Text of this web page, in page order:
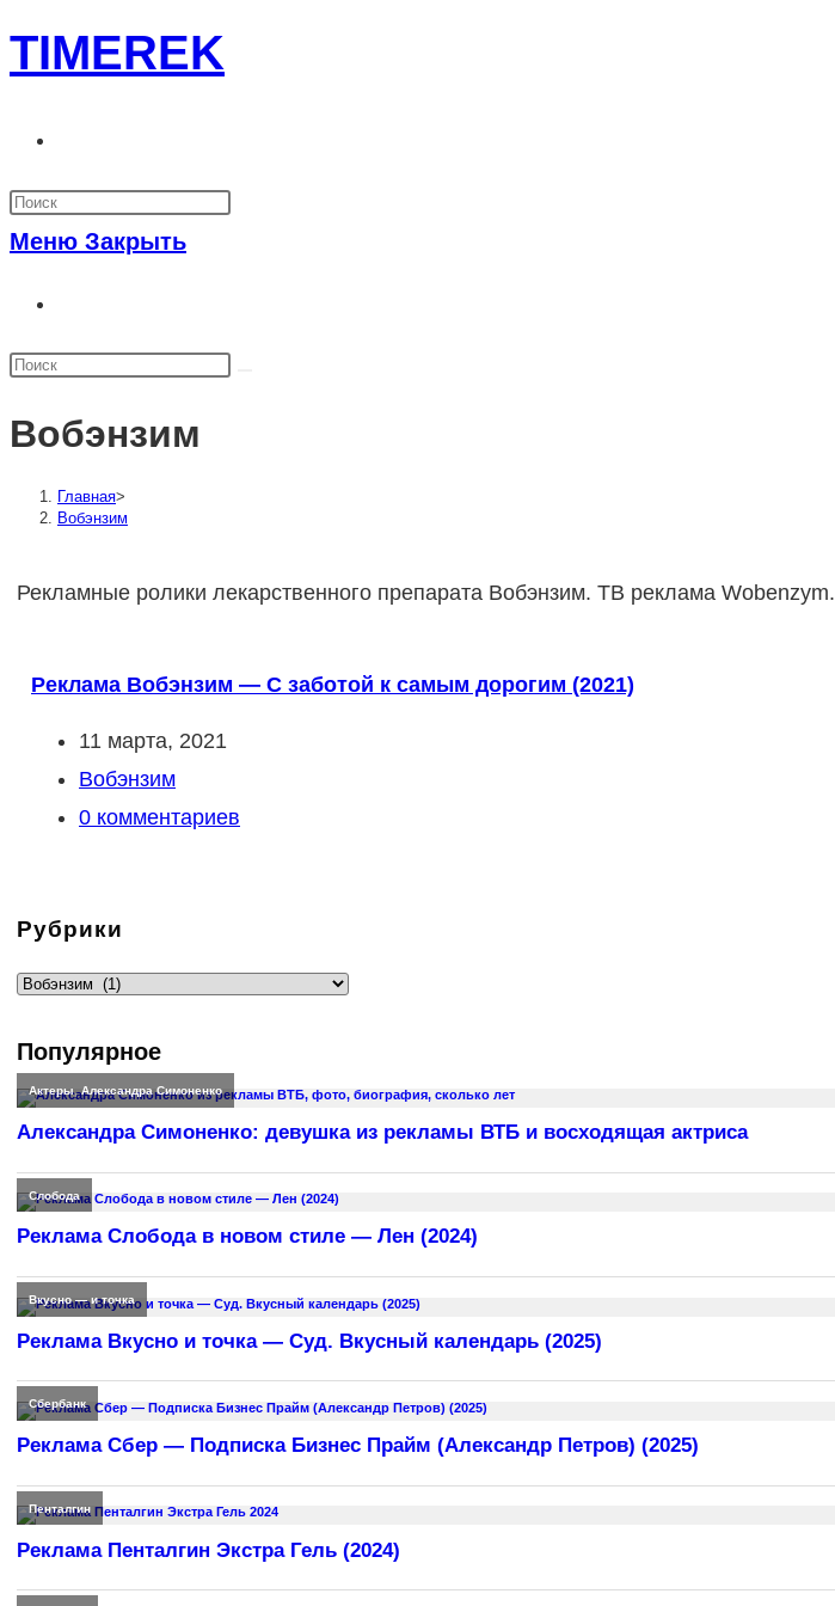
к
TIMEREK
по
Меню Закрыть
по
сайту
Вобэнзим
Главная>
Вобэнзим
Рекламные ролики лекарственного препарата Вобэнзим. ТВ реклама Wobenzym.
Реклама Вобэнзим — С заботой к самым дорогим (2021)
Запись
опубликована:
11 марта, 2021
Рубрика
записи:
Вобэнзим
Комментарии
0 комментариев
Рубрики
Рубрики
Популярное
Актеры,Александра Симоненко
Александра Симоненко: девушка из рекламы ВТБ и восходящая актриса
Слобода
Реклама Слобода в новом стиле — Лен (2024)
Вкусно — и точка
Реклама Вкусно и точка — Суд. Вкусный календарь (2025)
Сбербанк
Реклама Сбер — Подписка Бизнес Прайм (Александр Петров) (2025)
Пенталгин
Реклама Пенталгин Экстра Гель (2024)